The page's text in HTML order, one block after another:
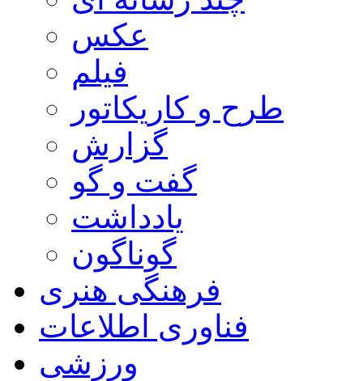
عکس
فیلم
طرح و کاریکاتور
گزارش
گفت و گو
یادداشت
گوناگون
فرهنگی هنری
فناوری اطلاعات
ورزشی